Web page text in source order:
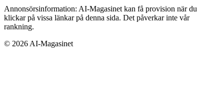
Annonsörsinformation: AI-Magasinet kan få provision när du
klickar på vissa länkar på denna sida. Det påverkar inte vår
rankning.
© 2026 AI-Magasinet